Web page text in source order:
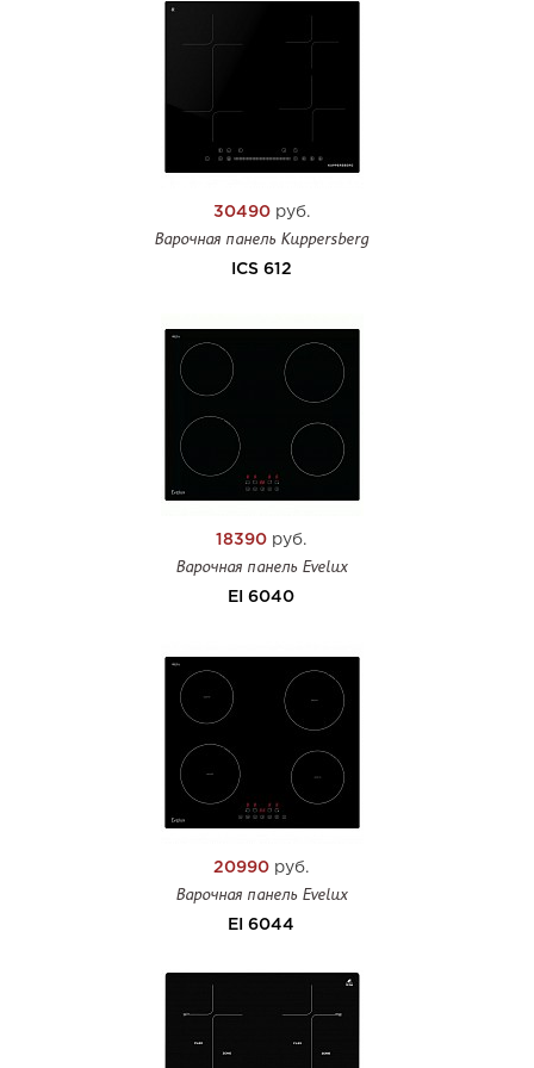
30490руб.
Варочная панель Kuppersberg
ICS 612
18390 руб.
Варочная панель Evelux
EI 6040
20990 руб.
Варочная панель Evelux
EI 6044